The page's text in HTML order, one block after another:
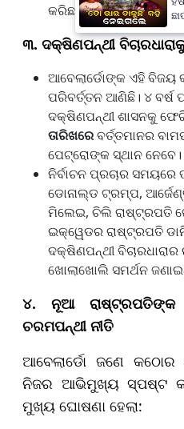
କରିଛନ୍ତି।
୩. ଦକ୍ଷିଣପନ୍ଥୀ
ଆବେଲାର୍ଡୋଙ୍କ ଏହି ବିଜୟ
ପରିବର୍ତ୍ତନ ଆଣିଛି। ୪
ଦକ୍ଷିଣପନ୍ଥୀ ଶାସନକୁ
ତାରିଖରେବର୍ତ୍ତମାନର
ପେଟ୍ରୋଙ୍କ ସ୍ଥାନ ନେବେ।
ନିର୍ବାଚନ ପ୍ରଚାର
ଡୋନାଲ୍ଡ ଟ୍ରମ୍ପ,
ମିଲେଇ, ଚିଲି ରାଷ୍ଟ୍ରପତି
ଇକ୍ୱେଡର ରାଷ୍ଟ୍ରପତି
ଦକ୍ଷିଣପନ୍ଥୀ
ଖୋଲାଖୋଲି ସମର୍ଥନ
୪. ନୂଆ
ଚରମପନ୍ଥୀ ନୀତି
ଆବେଲାର୍ଡୋ ଜଣେ କଠୋର
ନିଜର ଆଭିମୁଖ୍ୟ ସ୍ପଷ୍ଟ
ମୁଖ୍ୟ ଘୋଷଣା ହେଲା: